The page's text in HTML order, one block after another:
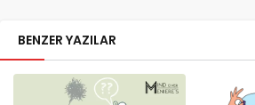
BENZER YAZILAR